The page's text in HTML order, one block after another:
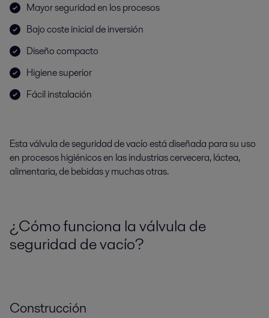
Mayor seguridad en los procesos
Bajo coste inicial de inversión
Diseño compacto
Higiene superior
Fácil instalación
Esta válvula de seguridad de vacío está diseñada para su uso
en procesos higiénicos en las industrias cervecera, láctea,
alimentaria, de bebidas y muchas otras.
¿Cómo funciona la válvula de
seguridad de vacío?
Construcción